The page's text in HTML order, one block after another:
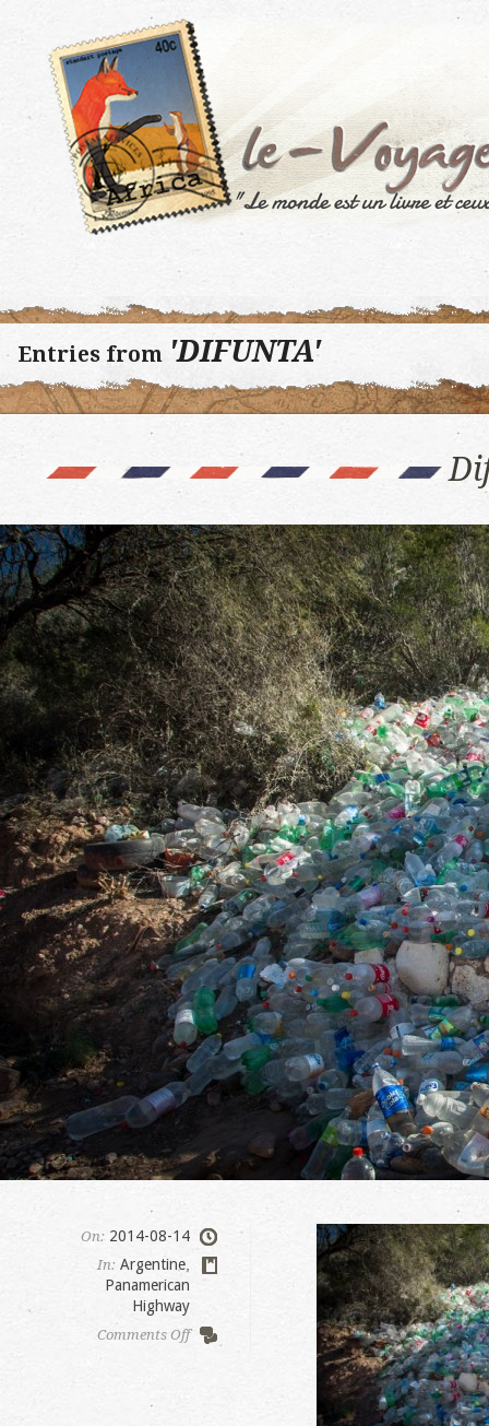
Entries from 'DIFUNTA'
On: 2014-08-14
In: Argentine
Panamerican
Highway
Comments Offon